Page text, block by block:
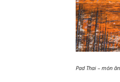
Pad Thai – món